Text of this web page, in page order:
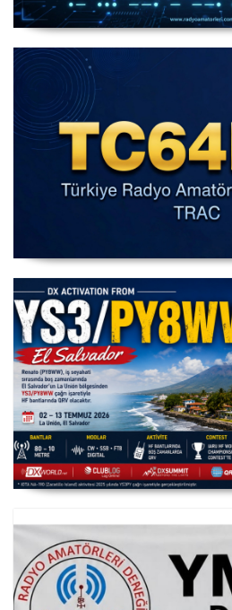
IARU HF World
IARU HF Yarışması TC64HQ
YS3/PY8WW